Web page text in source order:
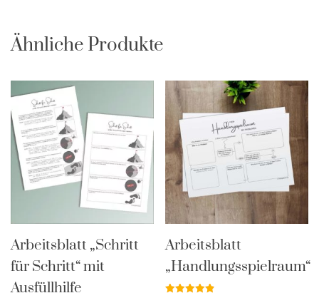
Ähnliche Produkte
Arbeitsblatt „Schritt
für Schritt“ mit
Ausfüllhilfe
Arbeitsblatt
„Handlungsspielraum“